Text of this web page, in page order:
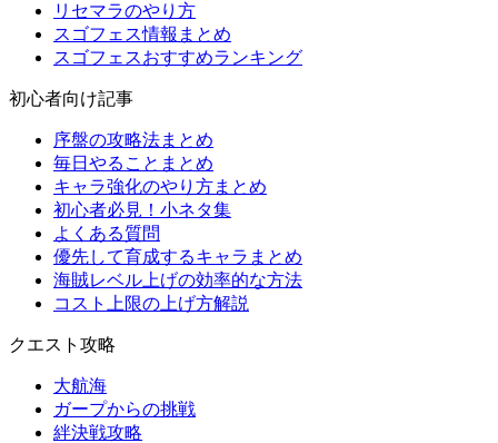
リセマラのやり方
スゴフェス情報まとめ
スゴフェスおすすめランキング
初心者向け記事
序盤の攻略法まとめ
毎日やることまとめ
キャラ強化のやり方まとめ
初心者必見！小ネタ集
よくある質問
優先して育成するキャラまとめ
海賊レベル上げの効率的な方法
コスト上限の上げ方解説
クエスト攻略
大航海
ガープからの挑戦
絆決戦攻略